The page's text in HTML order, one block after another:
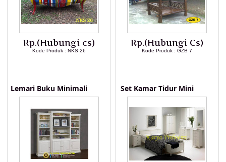
Rp.(Hubungi cs)
Kode Produk : NKS 26
Rp.(Hubungi Cs)
Kode Produk : GZB 7
Lemari Buku Minimali Set Kamar Tidur Mini